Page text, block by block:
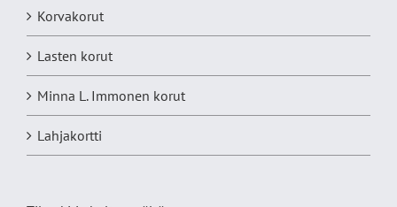
Korvakorut
Lasten korut
Minna L. Immonen korut
Lahjakortti